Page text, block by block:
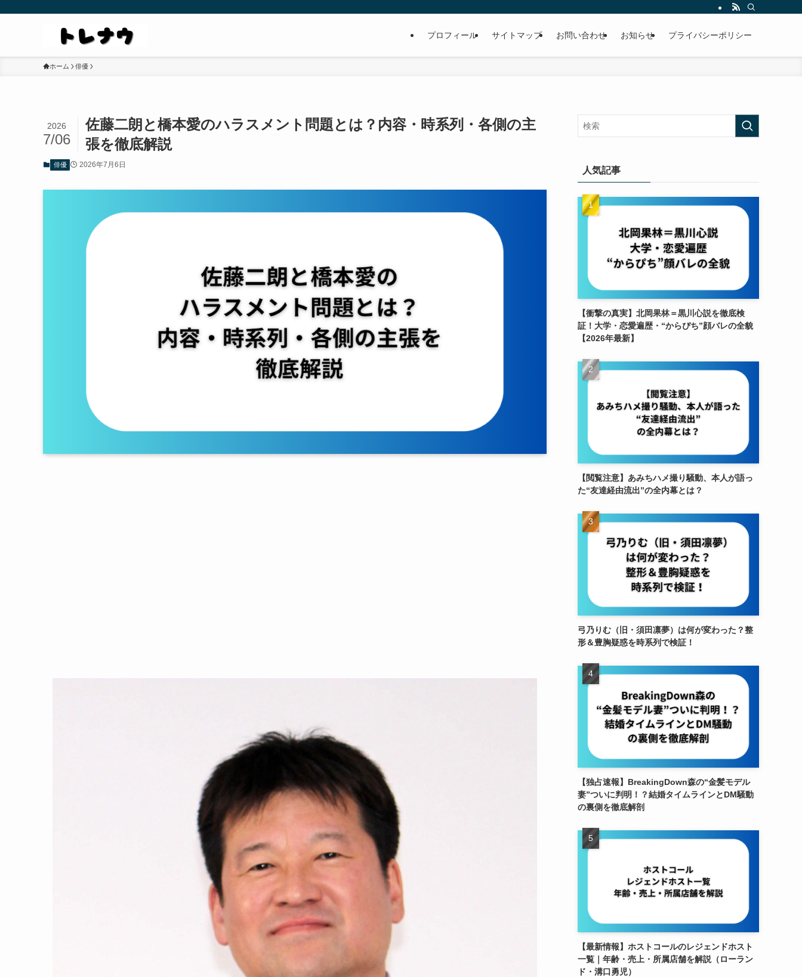
プロフィール サイトマップ お問い合わせ お知らせ プライバシーポリシー
ホーム 俳優
佐藤二朗と橋本愛のハラスメント問題とは？内容・時系列・各側の主
張を徹底解説
2026
7/06
俳優 2026年7月6日
人気記事
【衝撃の真実】北岡果林＝黒川心説を徹底検
証！大学・恋愛遍歴・“からぴち”顔バレの全貌
【2026年最新】
【閲覧注意】あみちハメ撮り騒動、本人が語っ
た“友達経由流出”の全内幕とは？
弓乃りむ（旧・須田凛夢）は何が変わった？整
形＆豊胸疑惑を時系列で検証！
【独占速報】BreakingDown森の“金髪モデル
妻”ついに判明！？結婚タイムラインとDM騒動
の裏側を徹底解剖
【最新情報】ホストコールのレジェンドホスト
一覧｜年齢・売上・所属店舗を解説（ローラン
ド・溝口勇児）